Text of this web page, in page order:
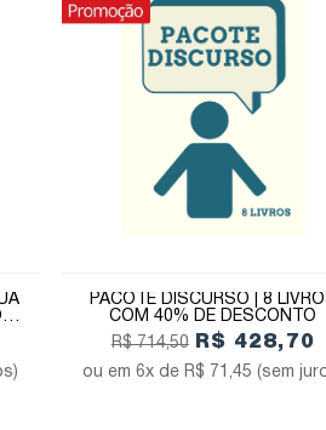
PACOTE DISCURSO | 8
COM 40% DE DESCONTO
R$ 714,50
R$ 428,70
6x de R$ 71,45 (sem